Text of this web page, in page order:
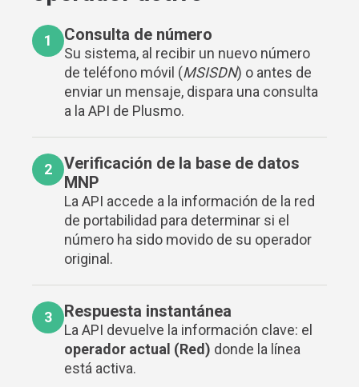
1 Consulta de número
Su sistema, al recibir un nuevo número
de teléfono móvil (MSISDN) o antes de
enviar un mensaje, dispara una consulta
a la API de Plusmo.
2
Verificación de la base de datos
MNP
La API accede a la información de la red
de portabilidad para determinar si el
número ha sido movido de su operador
original.
3 Respuesta instantánea
La API devuelve la información clave: el
operador actual (Red) donde la línea
está activa.